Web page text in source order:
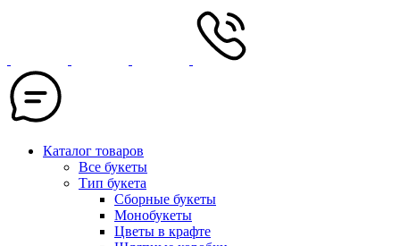
Каталог товаров
Все букеты
Тип букета
Сборные букеты
Монобукеты
Цветы в крафте